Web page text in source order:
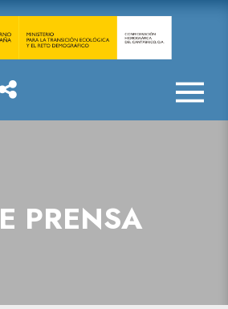
prensa
PRENSA